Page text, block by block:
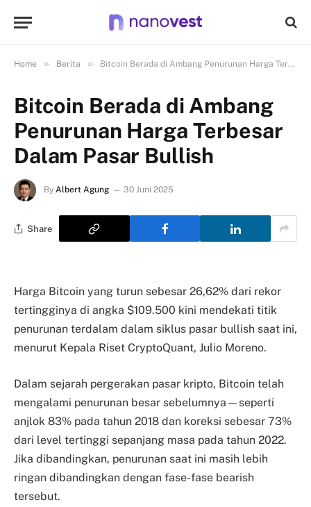
Home » Berita » Bitcoin Berada di Ambang Penurunan Harga Terbesar Dalam Pasar Bullish
Bitcoin Berada di Ambang
Penurunan Harga Terbesar
Dalam Pasar Bullish
By Albert Agung 30 Juni 2025
Share
Harga Bitcoin yang turun sebesar 26,62% dari rekor
tertingginya di angka $109.500 kini mendekati titik
penurunan terdalam dalam siklus pasar bullish saat ini,
menurut Kepala Riset CryptoQuant, Julio Moreno.
Dalam sejarah pergerakan pasar kripto, Bitcoin telah
mengalami penurunan besar sebelumnya—seperti
anjlok 83% pada tahun 2018 dan koreksi sebesar 73%
dari level tertinggi sepanjang masa pada tahun 2022.
Jika dibandingkan, penurunan saat ini masih lebih
ringan dibandingkan dengan fase-fase bearish
tersebut.